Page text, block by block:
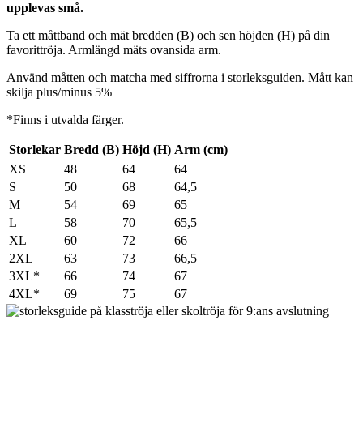
upplevas små.
Ta ett måttband och mät bredden (B) och sen höjden (H) på din
favorittröja. Armlängd mäts ovansida arm.
Använd måtten och matcha med siffrorna i storleksguiden. Mått kan
skilja plus/minus 5%
*Finns i utvalda färger.
Storlekar Bredd (B) Höjd (H) Arm (cm)
XS
48 64
64
S
50 68
64,5
M
54 69
65
L
58 70
65,5
XL
60 72
66
2XL
63 73
66,5
3XL*
66 74
67
4XL*
69 75 67